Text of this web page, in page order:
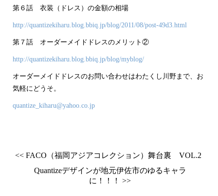
第６話 衣装（ドレス）の金額の相場
http://quantizekiharu.blog.bbiq.jp/blog/2011/08/post-49d3.html
第７話 オーダーメイドドレスのメリット②
http://quantizekiharu.blog.bbiq.jp/blog/myblog/
オーダーメイドドレスのお問い合わせはわたくし川野まで、お
気軽にどうそ。
quantize_kiharu@yahoo.co.jp
<< FACO（福岡アジアコレクション）舞台裏 VOL.2
Quantizeデザインが地元伊佐市のゆるキャラ
に！！！ >>